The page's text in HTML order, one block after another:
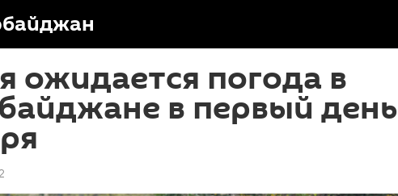
ожидается погода в
в первый день